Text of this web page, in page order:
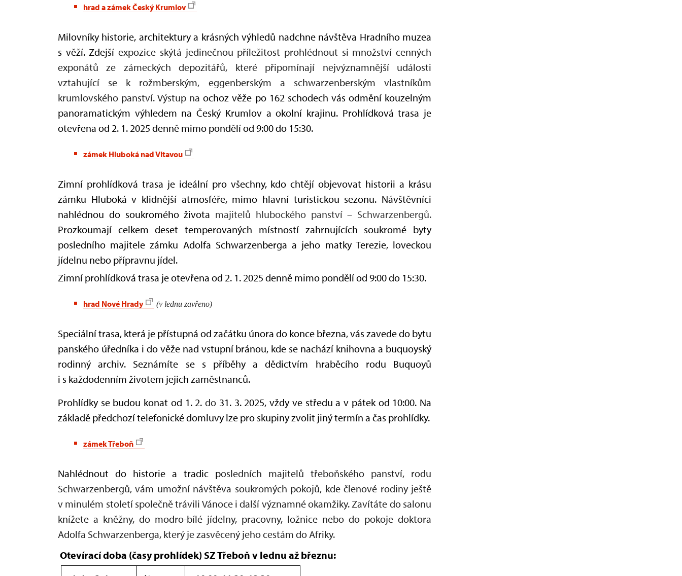
hrad a zámek Český Krumlov
Milovníky historie, architektury a krásných výhledů nadchne návštěva Hradního muzea
s věží. Zdejšíexpozice skýtá jedinečnou příležitost prohlédnout si množství cenných
exponátů ze zámeckých depozitářů, které připomínají nejvýznamnější události
vztahující se k rožmberským, eggenberským a schwarzenberským vlastníkům
krumlovského panství. Výstup na ochoz věže po 162 schodech vás odmění kouzelným
panoramatickým výhledem na Český Krumlov a okolní krajinu. Prohlídková trasa je
otevřena od 2. 1. 2025 denně mimo pondělí od 9:00 do 15:30.
zámek Hluboká nad Vltavou
Zimní prohlídková trasa je ideální pro všechny, kdo chtějí objevovat historii a krásu
zámku Hluboká v klidnější atmosféře, mimo hlavní turistickou sezonu. Návštěvníci
nahlédnou do soukromého života majitelů hlubockého panství – Schwarzenbergů.
Prozkoumají celkem deset temperovaných místností zahrnujících soukromé byty
posledního majitele zámku Adolfa Schwarzenberga a jeho matky Terezie, loveckou
jídelnu nebo přípravnu jídel.
Zimní prohlídková trasa je otevřena od 2. 1. 2025 denně mimo pondělí od 9:00 do 15:30.
hrad Nové Hrady (v lednu zavřeno)
Speciální trasa, která je přístupná od začátku února do konce března, vás zavede do bytu
panského úředníka i do věže nad vstupní bránou, kde se nachází knihovna a buquoyský
rodinný archiv. Seznámíte se s příběhy a dědictvím hraběcího rodu Buquoyů
i s každodenním životem jejich zaměstnanců.
Prohlídky se budou konat od 1. 2.do 31. 3. 2025, vždy ve středu a v pátek od 10:00. Na
základě předchozí telefonické domluvy lze pro skupiny zvolit jiný termín a čas prohlídky.
zámek Třeboň
Nahlédnout do historie a tradic posledních majitelů třeboňského panství, rodu
Schwarzenbergů, vám umožní návštěva soukromých pokojů, kde členové rodiny ještě
v minulém století společně trávili Vánoce i další významné okamžiky. Zavítáte do salonu
knížete a kněžny, do modro-bílé jídelny, pracovny, ložnice nebo do pokoje doktora
Adolfa Schwarzenberga, který je zasvěcený jeho cestám do Afriky.
Otevírací doba (časy prohlídek) SZ Třeboň v lednu až březnu: